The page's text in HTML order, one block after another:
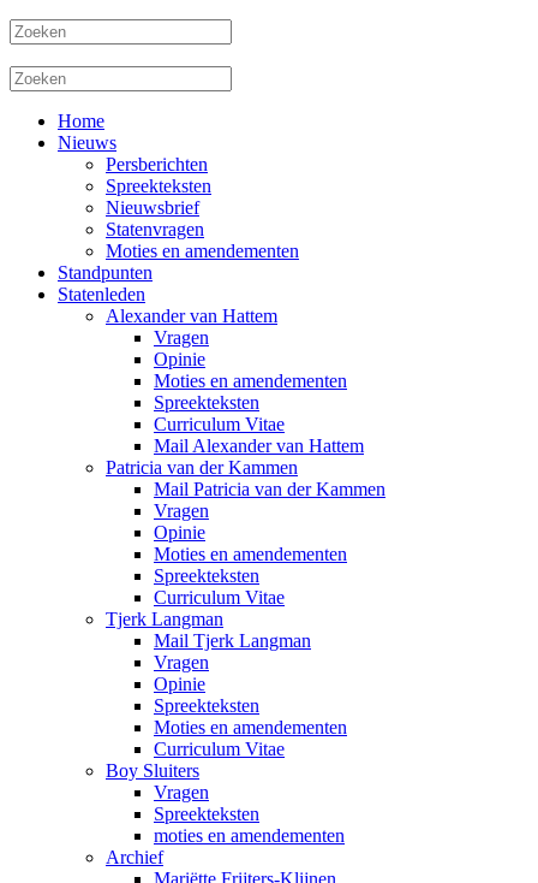
Home
Nieuws
Persberichten
Spreekteksten
Nieuwsbrief
Statenvragen
Moties en amendementen
Standpunten
Statenleden
Alexander van Hattem
Vragen
Opinie
Moties en amendementen
Spreekteksten
Curriculum Vitae
Mail Alexander van Hattem
Patricia van der Kammen
Mail Patricia van der Kammen
Vragen
Opinie
Moties en amendementen
Spreekteksten
Curriculum Vitae
Tjerk Langman
Mail Tjerk Langman
Vragen
Opinie
Spreekteksten
Moties en amendementen
Curriculum Vitae
Boy Sluiters
Vragen
Spreekteksten
moties en amendementen
Archief
Mariëtte Frijters-Klijnen